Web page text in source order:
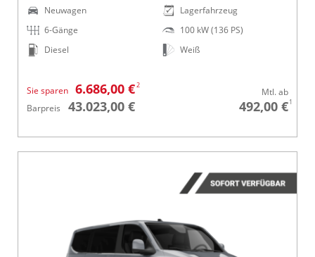
Neuwagen
6-Gänge
Diesel
Lagerfahrzeug
100 kW (136 PS)
Weiß
Sie sparen 6.686,00 €2
Barpreis 43.023,00 €
Mtl. ab
492,00 €1